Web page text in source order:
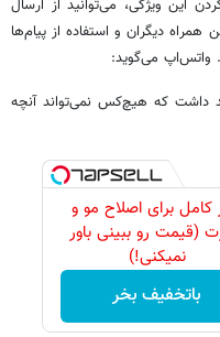
این ویژگی، می‌توانید از ارسال
همراه دیگران و استفاده از پیام‌ها
واتس‌اپ می‌گوید:
داشت که هیچ‌کس نمی‌تواند آنچه
کامل برای اصلاح مو و
(قیمت رو ببینی باور
نمیکنی!)
باتخفیف بخر